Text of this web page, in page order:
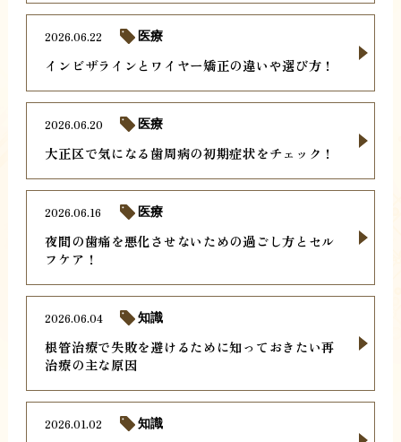
インビザラインとワイヤー矯正の違いや選び方！
2026.06.22 医療
大正区で気になる歯周病の初期症状をチェック！
2026.06.20 医療
夜間の歯痛を悪化させないための過ごし方とセル
フケア！
2026.06.16 医療
根管治療で失敗を避けるために知っておきたい再
治療の主な原因
2026.06.04 知識
2026.01.02 知識